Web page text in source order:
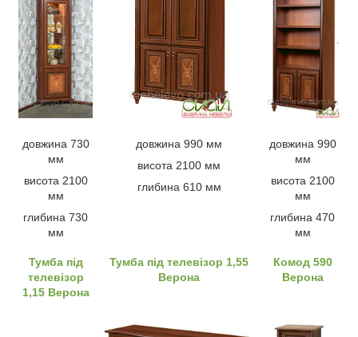
довжина 730
мм
висота 2100
мм
глибина 730
мм
довжина 990 мм
висота 2100 мм
глибина 610 мм
довжина 990
мм
висота 2100
мм
глибина 470
мм
Тумба під
телевізор
1,15 Верона
Тумба під телевізор 1,55
Верона
Комод 590
Верона